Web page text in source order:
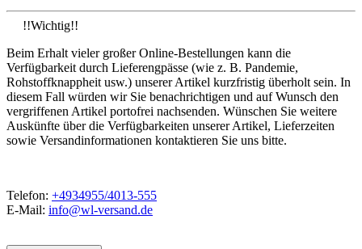
!!Wichtig!!
Beim Erhalt vieler großer Online-Bestellungen kann die
Verfügbarkeit durch Lieferengpässe (wie z. B. Pandemie,
Rohstoffknappheit usw.) unserer Artikel kurzfristig überholt sein. In
diesem Fall würden wir Sie benachrichtigen und auf Wunsch den
vergriffenen Artikel portofrei nachsenden. Wünschen Sie weitere
Auskünfte über die Verfügbarkeiten unserer Artikel, Lieferzeiten
sowie Versandinformationen kontaktieren Sie uns bitte.
Telefon: +4934955/4013-555
E-Mail: info@wl-versand.de